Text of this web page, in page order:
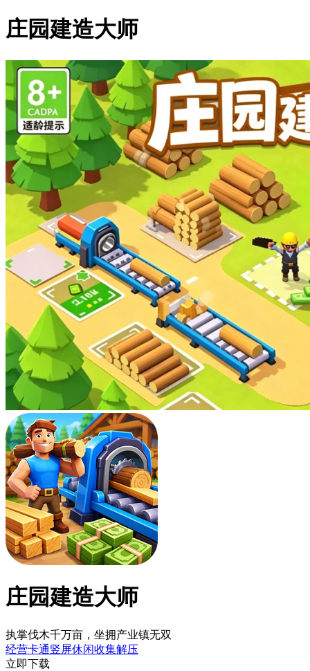
庄园建造大师
庄园建造大师
执掌伐木千万亩，坐拥产业镇无双
经营卡通竖屏休闲收集解压
立即下载